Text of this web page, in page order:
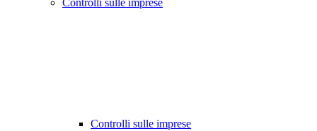
Controlli sulle imprese
Controlli sulle imprese